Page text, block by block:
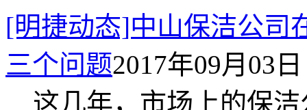
[明捷动态]中山保洁公司
三个问题2017年09月03
这几年，市场上的保